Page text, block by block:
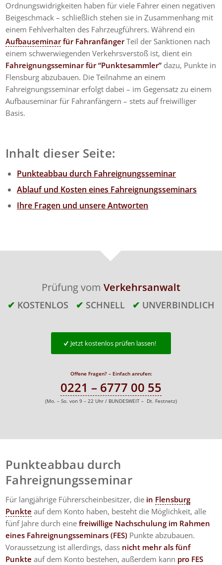
Ordnungswidrigkeiten haben für viele Fahrer einen negativen
Beigeschmack – schließlich stehen sie in Zusammenhang mit
einem Fehlverhalten des Fahrzeugführers. Während ein
Aufbauseminarfür FahranfängerTeil der Sanktionen nach
einem schwerwiegenden Verkehrsverstoß ist, dient ein
Fahreignungsseminar für “Punktesammler” dazu, Punkte in
Flensburg abzubauen. Die Teilnahme an einem
Fahreignungsseminar erfolgt dabei – im Gegensatz zu einem
Aufbauseminar für Fahranfängern – stets auf freiwilliger
Basis.
Inhalt dieser Seite:
Punkteabbau durch Fahreignungsseminar
Ablauf und Kosten eines Fahreignungsseminars
Ihre Fragen und unsere Antworten
Prüfung vom Verkehrsanwalt
✔ KOSTENLOS ✔ SCHNELL ✔ UNVERBINDLICH
Jetzt kostenlos prüfen lassen!
Offene Fragen? – Einfach anrufen:
0221 – 6777 00 55
(Mo. – So. von 9 – 22 Uhr / BUNDESWEIT – Dt. Festnetz)
Punkteabbau durch
Fahreignungsseminar
Für langjährige Führerscheinbesitzer, die in Flensburg
Punkte auf dem Konto haben, besteht die Möglichkeit, alle
fünf Jahre durch einefreiwillige Nachschulung im Rahmen
eines Fahreignungsseminars (FES) Punkte abzubauen.
Voraussetzung ist allerdings, dass nicht mehr als fünf
Punkte auf dem Konto bestehen, außerdem kann pro FES